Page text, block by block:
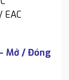
EAC
Mở / Đóng